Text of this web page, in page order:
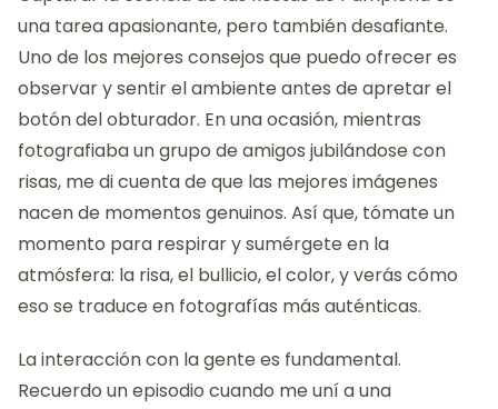
una tarea apasionante, pero también desafiante.
Uno de los mejores consejos que puedo ofrecer es
observar y sentir el ambiente antes de apretar el
botón del obturador. En una ocasión, mientras
fotografiaba un grupo de amigos jubilándose con
risas, me di cuenta de que las mejores imágenes
nacen de momentos genuinos. Así que, tómate un
momento para respirar y sumérgete en la
atmósfera: la risa, el bullicio, el color, y verás cómo
eso se traduce en fotografías más auténticas.
La interacción con la gente es fundamental.
Recuerdo un episodio cuando me uní a una